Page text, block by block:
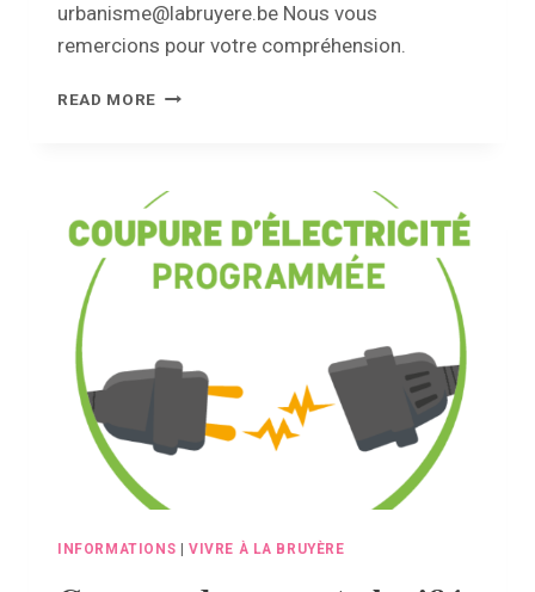
urbanisme@labruyere.be Nous vous
remercions pour votre compréhension.
READ MORE INDISPONIBILITÉ
L’URBANISME
INFORMATIONS | VIVRE À LA BRUYÈRE